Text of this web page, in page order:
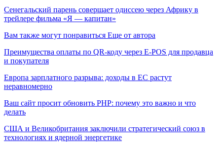
Сенегальский парень совершает одиссею через Африку в
трейлере фильма «Я — капитан»
Вам также могут понравиться Еще от автора
Преимущества оплаты по QR-коду через E-POS для продавца
и покупателя
Европа зарплатного разрыва: доходы в ЕС растут
неравномерно
Ваш сайт просит обновить PHP: почему это важно и что
делать
США и Великобритания заключили стратегический союз в
технологиях и ядерной энергетике